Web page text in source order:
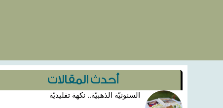
أحدث المقالات
السنونيّة الذهبيّة.. نكهة تقليديّة